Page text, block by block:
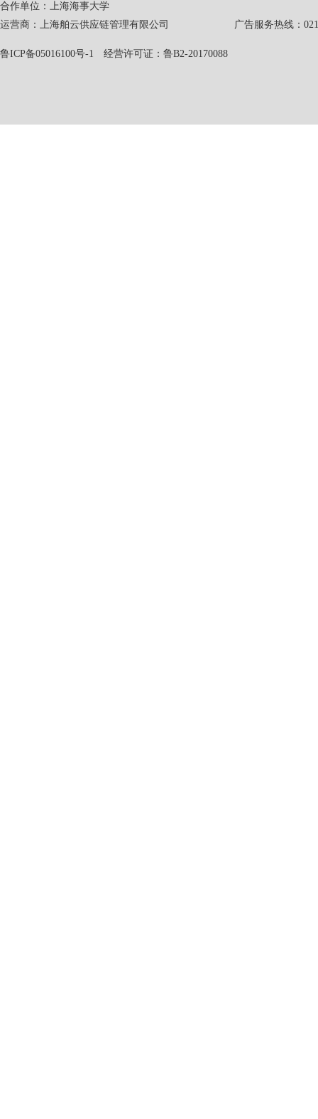
合作单位：上海海事大学
运营商：上海舶云供应链管理有限公司 广告服务热线：021-
鲁ICP备05016100号-1 经营许可证：鲁B2-20170088